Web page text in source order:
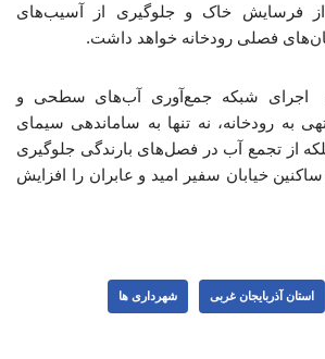
فرسایش خاک و جلوگیری از آسیب‌های
فصلی رودخانه خواهد داشت.
شبکه جمع‌آوری آب‌های سطحی و
به رودخانه، نه تنها به ساماندهی سیمای
از تجمع آب در فصل‌های بارندگی جلوگیری
خیابان سفیر امید و عابران را افزایش
استان آذربایجان غربی شهرداری ها